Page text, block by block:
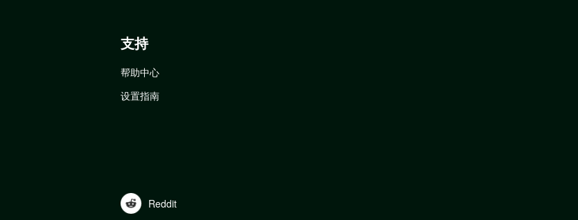
支持
帮助中心
设置指南
Reddit